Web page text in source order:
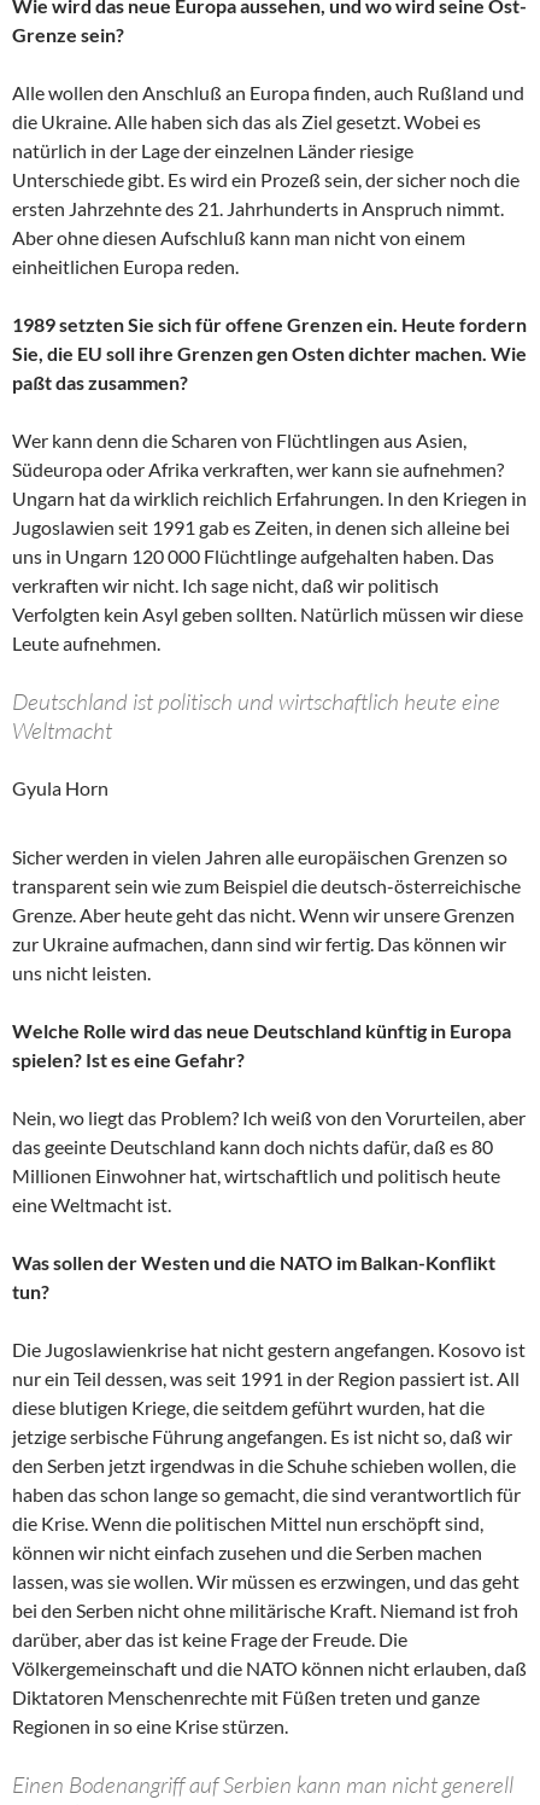
Wie wird das neue Europa aussehen, und wo wird seine Ost-
Grenze sein?
Alle wollen den Anschluß an Europa finden, auch Rußland und
die Ukraine. Alle haben sich das als Ziel gesetzt. Wobei es
natürlich in der Lage der einzelnen Länder riesige
Unterschiede gibt. Es wird ein Prozeß sein, der sicher noch die
ersten Jahrzehnte des 21. Jahrhunderts in Anspruch nimmt.
Aber ohne diesen Aufschluß kann man nicht von einem
einheitlichen Europa reden.
1989 setzten Sie sich für offene Grenzen ein. Heute fordern
Sie, die EU soll ihre Grenzen gen Osten dichter machen. Wie
paßt das zusammen?
Wer kann denn die Scharen von Flüchtlingen aus Asien,
Südeuropa oder Afrika verkraften, wer kann sie aufnehmen?
Ungarn hat da wirklich reichlich Erfahrungen. In den Kriegen in
Jugoslawien seit 1991 gab es Zeiten, in denen sich alleine bei
uns in Ungarn 120 000 Flüchtlinge aufgehalten haben. Das
verkraften wir nicht. Ich sage nicht, daß wir politisch
Verfolgten kein Asyl geben sollten. Natürlich müssen wir diese
Leute aufnehmen.
Deutschland ist politisch und wirtschaftlich heute eine
Weltmacht
Gyula Horn
Sicher werden in vielen Jahren alle europäischen Grenzen so
transparent sein wie zum Beispiel die deutsch-österreichische
Grenze. Aber heute geht das nicht. Wenn wir unsere Grenzen
zur Ukraine aufmachen, dann sind wir fertig. Das können wir
uns nicht leisten.
Welche Rolle wird das neue Deutschland künftig in Europa
spielen? Ist es eine Gefahr?
Nein, wo liegt das Problem? Ich weiß von den Vorurteilen, aber
das geeinte Deutschland kann doch nichts dafür, daß es 80
Millionen Einwohner hat, wirtschaftlich und politisch heute
eine Weltmacht ist.
Was sollen der Westen und die NATO im Balkan-Konflikt
tun?
Die Jugoslawienkrise hat nicht gestern angefangen. Kosovo ist
nur ein Teil dessen, was seit 1991 in der Region passiert ist. All
diese blutigen Kriege, die seitdem geführt wurden, hat die
jetzige serbische Führung angefangen. Es ist nicht so, daß wir
den Serben jetzt irgendwas in die Schuhe schieben wollen, die
haben das schon lange so gemacht, die sind verantwortlich für
die Krise. Wenn die politischen Mittel nun erschöpft sind,
können wir nicht einfach zusehen und die Serben machen
lassen, was sie wollen. Wir müssen es erzwingen, und das geht
bei den Serben nicht ohne militärische Kraft. Niemand ist froh
darüber, aber das ist keine Frage der Freude. Die
Völkergemeinschaft und die NATO können nicht erlauben, daß
Diktatoren Menschenrechte mit Füßen treten und ganze
Regionen in so eine Krise stürzen.
Einen Bodenangriff auf Serbien kann man nicht generell